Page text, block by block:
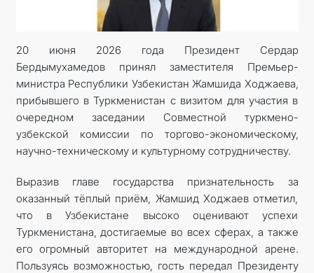
КОНТАКТНЫЕ ДАННЫЕ
20 июня 2026 года Президент Сердар
Бердымухамедов принял заместителя Премьер-
министра Республики Узбекистан Жамшида Ходжаева,
прибывшего в Туркменистан с визитом для участия в
очередном заседании Совместной туркмено-
узбекской комиссии по торгово-экономическому,
научно-техническому и культурному сотрудничеству.
Выразив главе государства признательность за
оказанный тёплый приём, Жамшид Ходжаев отметил,
что в Узбекистане высоко оценивают успехи
Туркменистана, достигаемые во всех сферах, а также
его огромный авторитет на международной арене.
Пользуясь возможностью, гость передал Президенту